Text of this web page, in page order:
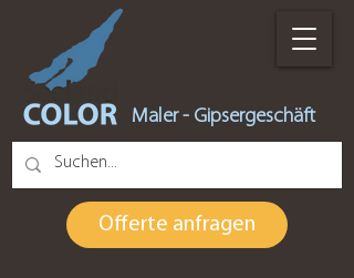
Maler - Gipsergeschäft
Offerte anfragen